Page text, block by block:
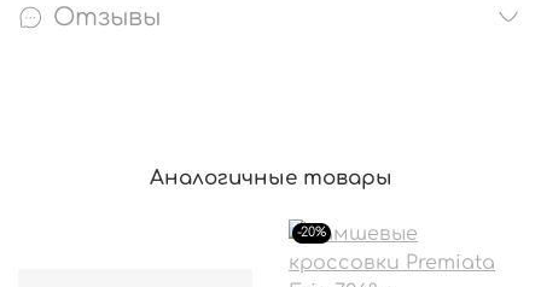
Отзывы
Аналогичные товары
-20%